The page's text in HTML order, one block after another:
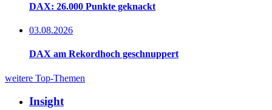
DAX: 26.000 Punkte geknackt
03.08.2026
DAX am Rekordhoch geschnuppert
weitere Top-Themen
Insight